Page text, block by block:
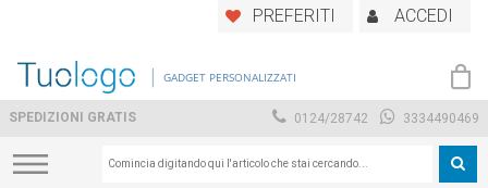
main
PREFERITI ACCEDI
GADGET PERSONALIZZATI
SPEDIZIONI GRATIS 0124/28742 3334490469